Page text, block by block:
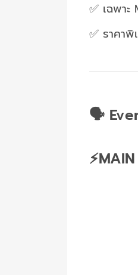
✅ เฉพา
✅ ราคา
🗣️